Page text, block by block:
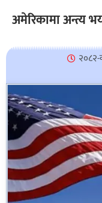
अमेरिकामा अन्त्य
२०८२-